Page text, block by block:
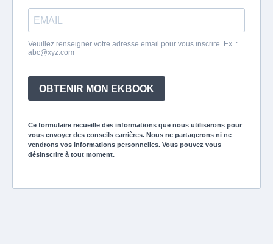
Veuillez renseigner votre adresse email pour vous inscrire. Ex. :
abc@xyz.com
OBTENIR MON EKBOOK
Ce formulaire recueille des informations que nous utiliserons pour
vous envoyer des conseils carrières. Nous ne partagerons ni ne
vendrons vos informations personnelles. Vous pouvez vous
désinscrire à tout moment.